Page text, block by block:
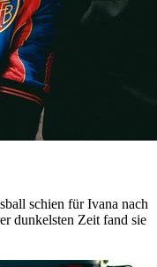
schien für Ivana nach
dunkelsten Zeit fand sie